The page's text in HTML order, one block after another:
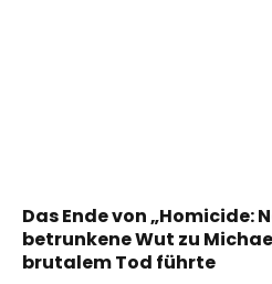
Das Ende von „Homicide:
betrunkene Wut zu
brutalem Tod führte